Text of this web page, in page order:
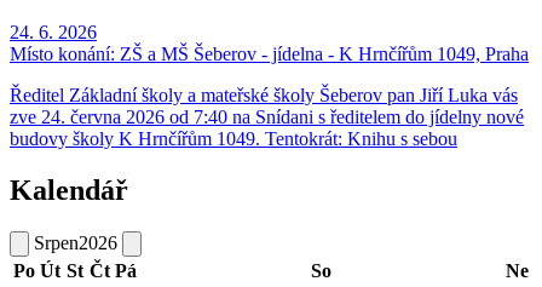
24. 6. 2026
Místo konání: ZŠ a MŠ Šeberov - jídelna - K Hrnčířům 1049, Praha
Ředitel Základní školy a mateřské školy Šeberov pan Jiří Luka vás
zve 24. června 2026 od 7:40 na Snídani s ředitelem do jídelny nové
budovy školy K Hrnčířům 1049. Tentokrát: Knihu s sebou
Kalendář
Srpen2026
Po Út St Čt Pá So Ne